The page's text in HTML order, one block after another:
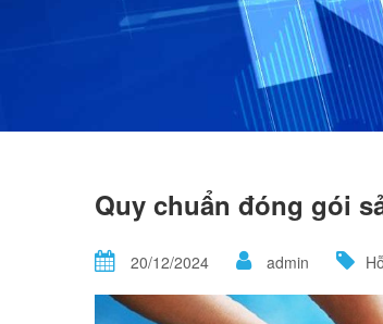
Quy chuẩn đóng gói
20/12/2024 admin